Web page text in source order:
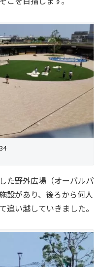
た野外広場（オーバルパ
設があり、後ろから何人
追い越していきました。